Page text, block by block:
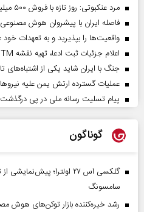
مرد عنکبوتی: روز تازه با فروش ۵۰۰ میلیون دلاری در آمریکا رکوردشکنی کرد
فاصله ایران با پیشرو‌ان هوش
واقعیت‌ها را بپذیرید و به تعهدات
اعلام جزئیات ثبت ادعا، تهیه نقشه UTM و ارائه مادر سند
جنگ با ایران شاید یکی از اشتباه‌های
عملیات گسترده ارتش یمن علیه
پیام تسلیت رسانه ملی در پی درگذشت
گوناگون
گلکسی اس ۲۷ اولترا؛
سامسونگ